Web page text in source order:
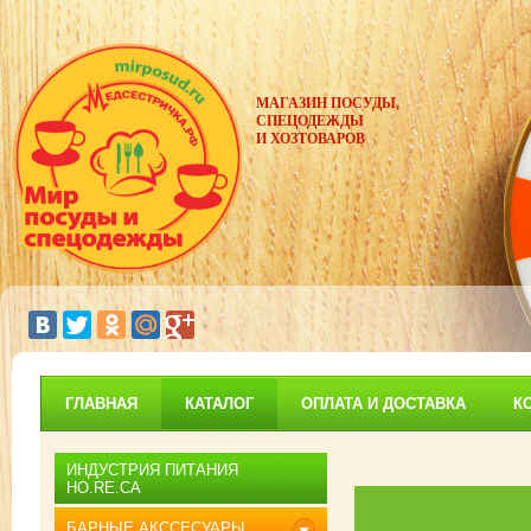
МАГАЗИН ПОСУДЫ,
СПЕЦОДЕЖДЫ
И ХОЗТОВАРОВ
ГЛАВНАЯ КАТАЛОГ ОПЛАТА И ДОСТАВКА
ИНДУСТРИЯ ПИТАНИЯ
HO.RE.CA